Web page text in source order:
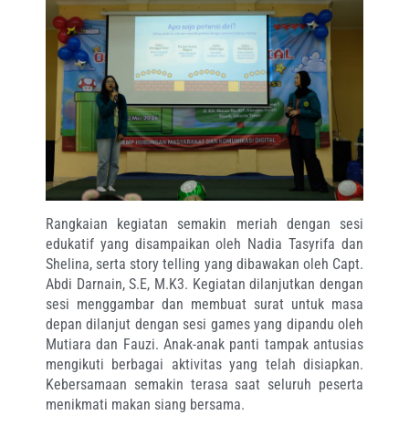
Rangkaian kegiatan semakin meriah dengan sesi
edukatif yang disampaikan oleh Nadia Tasyrifa dan
Shelina, serta story telling yang dibawakan oleh Capt.
Abdi Darnain, S.E, M.K3. Kegiatan dilanjutkan dengan
sesi menggambar dan membuat surat untuk masa
depan dilanjut dengan sesi games yang dipandu oleh
Mutiara dan Fauzi. Anak-anak panti tampak antusias
mengikuti berbagai aktivitas yang telah disiapkan.
Kebersamaan semakin terasa saat seluruh peserta
menikmati makan siang bersama.